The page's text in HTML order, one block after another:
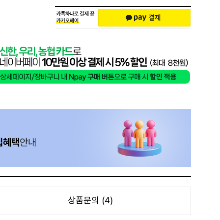
상품문의 (4)